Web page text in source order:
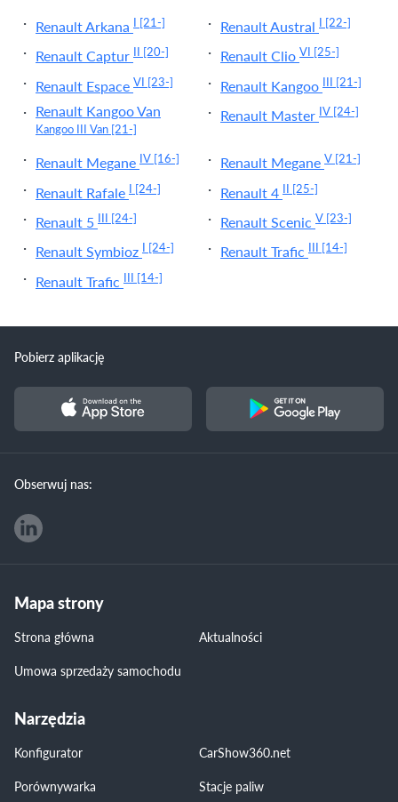
Renault Arkana I [21-] Renault Austral I [22-]
Renault Captur II [20-] Renault Clio VI [25-]
Renault Espace VI [23-] Renault Kangoo III [21-]
Renault Kangoo Van
Kangoo III Van [21-]
Renault Master IV [24-]
Renault Megane IV [16-] Renault Megane V [21-]
Renault Rafale I [24-] Renault 4 II [25-]
Renault 5 III [24-] Renault Scenic V [23-]
Renault Symbioz I [24-] Renault Trafic III [14-]
Renault Trafic III [14-]
Pobierz aplikację
Obserwuj nas:
Mapa strony
Strona główna
Aktualności
Umowa sprzedaży samochodu
Narzędzia
Konfigurator
CarShow360.net
Porównywarka
Stacje paliw